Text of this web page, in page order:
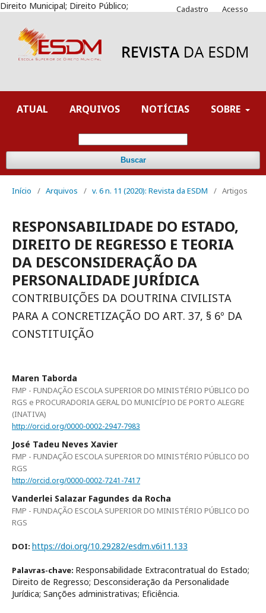
Direito Municipal; Direito Público;
ATUAL ARQUIVOS NOTÍCIAS SOBRE
Buscar
Cadastro Acesso
Início / Arquivos / v. 6 n. 11 (2020): Revista da ESDM / Artigos
RESPONSABILIDADE DO ESTADO,
DIREITO DE REGRESSO E TEORIA
DA DESCONSIDERAÇÃO DA
PERSONALIDADE JURÍDICA
CONTRIBUIÇÕES DA DOUTRINA CIVILISTA
PARA A CONCRETIZAÇÃO DO ART. 37, § 6º DA
CONSTITUIÇÃO
Maren Taborda
FMP - FUNDAÇÃO ESCOLA SUPERIOR DO MINISTÉRIO PÚBLICO DO
RGS e PROCURADORIA GERAL DO MUNICÍPIO DE PORTO ALEGRE
(INATIVA)
http://orcid.org/0000-0002-2947-7983
José Tadeu Neves Xavier
FMP - FUNDAÇÃO ESCOLA SUPERIOR DO MINISTÉRIO PÚBLICO DO
RGS
http://orcid.org/0000-0002-7241-7417
Vanderlei Salazar Fagundes da Rocha
FMP - FUNDAÇÃO ESCOLA SUPERIOR DO MINISTÉRIO PÚBLICO DO
RGS
DOI: https://doi.org/10.29282/esdm.v6i11.133
Palavras-chave: Responsabilidade Extracontratual do Estado;
Direito de Regresso; Desconsideração da Personalidade
Jurídica; Sanções administrativas; Eficiência.